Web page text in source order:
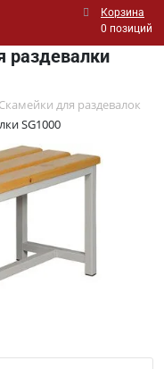
Корзина
0 позиций
раздевалки
Скамейки для раздевалок
SG1000